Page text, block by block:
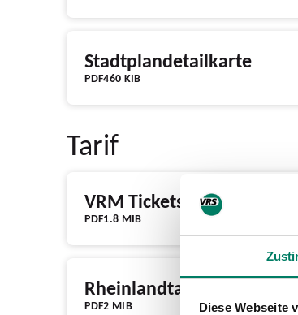
Diese Webseite
PDF460 KIB
Stadtplandetailkarte
Tarif
PDF1.8 MIB
VRM Tickets & Preise (2026)
PDF2 MIB
Rheinlandtarif Tickets &